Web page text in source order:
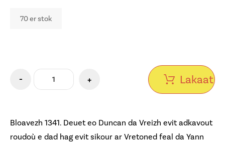
70 er stok
- + Lakaat
Bloavezh 1341. Deuet eo Duncan da Vreizh evit adkavout
roudoù e dad hag evit sikour ar Vretoned feal da Yann